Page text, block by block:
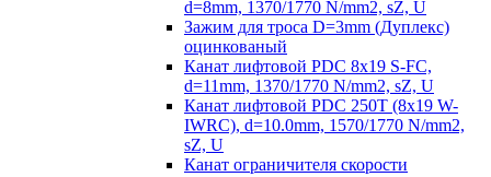
d=8mm, 1370/1770 N/mm2, sZ, U
Зажим для троса D=3mm (Дуплекс)
оцинкованый
Канат лифтовой PDC 8x19 S-FC,
d=11mm, 1370/1770 N/mm2, sZ, U
Канат лифтовой PDC 250T (8x19 W-
IWRC), d=10.0mm, 1570/1770 N/mm2,
sZ, U
Канат ограничителя скорости